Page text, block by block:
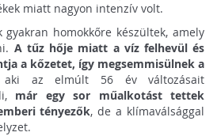
miatt nagyon intenzív volt.
homokkőre készültek, amely
A tűz hője miatt a víz felhevül és
a kőzetet, így megsemmisülnek a
aki az elmúlt 56 év változásait
már egy sor műalkotást tettek
tényezők, de a klímaválsággal